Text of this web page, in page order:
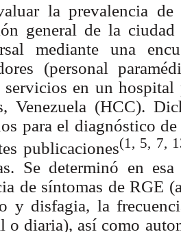
la prevalencia
general de la
mediante una
(personal
servicios en un
Venezuela (HCC).
para el diagnóstico de
publicaciones(1, 5, 7,
Se determinó en
de síntomas de RGE
y disfagia, la
o diaria), así como